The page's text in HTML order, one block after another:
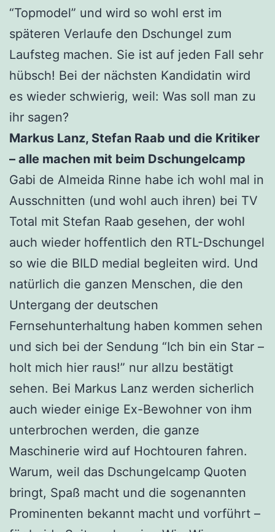
“Topmodel” und wird so wohl erst im
späteren Verlaufe den Dschungel zum
Laufsteg machen. Sie ist auf jeden Fall sehr
hübsch! Bei der nächsten Kandidatin wird
es wieder schwierig, weil: Was soll man zu
ihr sagen?
Markus Lanz, Stefan Raab und die Kritiker
– alle machen mit beim Dschungelcamp
Gabi de Almeida Rinne habe ich wohl mal in
Ausschnitten (und wohl auch ihren) bei TV
Total mit Stefan Raab gesehen, der wohl
auch wieder hoffentlich den RTL-Dschungel
so wie die BILD medial begleiten wird. Und
natürlich die ganzen Menschen, die den
Untergang der deutschen
Fernsehunterhaltung haben kommen sehen
und sich bei der Sendung “Ich bin ein Star –
holt mich hier raus!” nur allzu bestätigt
sehen. Bei Markus Lanz werden sicherlich
auch wieder einige Ex-Bewohner von ihm
unterbrochen werden, die ganze
Maschinerie wird auf Hochtouren fahren.
Warum, weil das Dschungelcamp Quoten
bringt, Spaß macht und die sogenannten
Prominenten bekannt macht und vorführt –